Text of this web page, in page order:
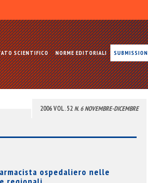
SCIENTIFICO NORME EDITORIALI SUBMISSION
2006 VOL. 52N. 6 NOVEMBRE-DICEMBRE
ospedaliero nelle